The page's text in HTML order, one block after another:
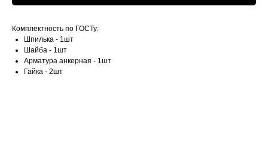
Комплектность по ГОСТу:
Шпилька - 1шт
Шайба - 1шт
Арматура анкерная - 1шт
Гайка - 2шт